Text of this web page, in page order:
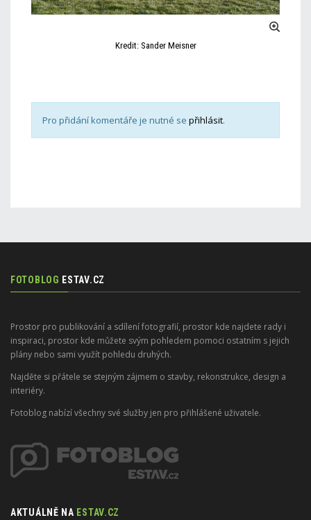
Kredit: Sander Meisner
Pro přidání komentáře je nutné se přihlásit.
FOTOBLOG ESTAV.CZ
Prostor pro publikování a sdílení fotografií, prostor kde najdete rady i
inspiraci, prostor kde můžete svým pohledem pomoci ostatním s jejich
plány nebo sami využít pohledu druhých.
Najděte si přátele se stejným zájmem o stavby, rekonstrukce, design a
interiéry.
Fotoblog nabízí všechny své služby jen pro přihlášené uživatele.
AKTUÁLNĚ NA ESTAV.CZ